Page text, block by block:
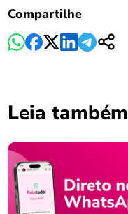
Compartilhe
Leia também